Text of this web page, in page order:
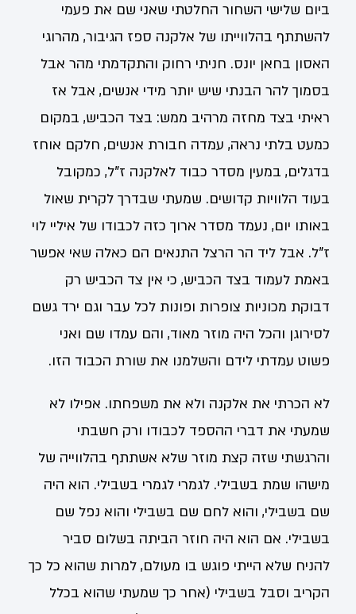
ביום שלישי השחור החלטתי שאני שם את פעמי
להשתתף בהלווייתו של אלקנה ספז הגיבור, מהרוגי
האסון בחאן יונס. חניתי רחוק והתקדמתי מהר אבל
בסמוך להר הבנתי שיש יותר מידי אנשים, אבל אז
ראיתי בצד מחזה מרהיב ממש: בצד הכביש, במקום
כמעט בלתי נראה, עמדה חבורת אנשים, חלקם אוחז
בדגלים, במעין מסדר כבוד לאלקנה ז"ל, כמקובל
בעוד הלוויות קדושים. שמעתי שבדרך לקרית שאול
באותו יום, נעמד מסדר ארוך כזה לכבודו של איליי לוי
ז"ל. אבל ליד הר הרצל התנאים הם כאלה שאי אפשר
באמת לעמוד בצד הכביש, כי אין צד הכביש רק
דבוקת מכוניות צופרות ופונות לכל עבר וגם ירד גשם
לסירוגן והכל היה מוזר מאוד, והם עמדו שם ואני
פשוט עמדתי לידם והשלמנו את שורת הכבוד הזו.
לא הכרתי את אלקנה ולא את משפחתו. אפילו לא
שמעתי את דברי ההספד לכבודו ורק חשבתי
והרגשתי שזה קצת מוזר שלא אשתתף בהלווייה של
מישהו שמת בשבילי. לגמרי לגמרי בשבילי. הוא היה
שם בשבילי, והוא לחם שם בשבילי והוא נפל שם
בשבילי. אם הוא היה חוזר הביתה בשלום סביר
להניח שלא הייתי פוגש בו מעולם, למרות שהוא כל כך
הקריב וסבל בשבילי (אחר כך שמעתי שהוא בכלל